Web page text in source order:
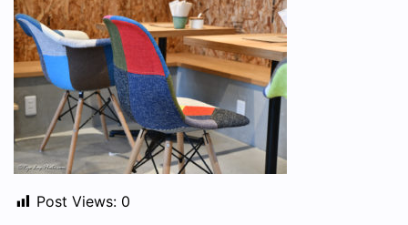
Post Views: 0